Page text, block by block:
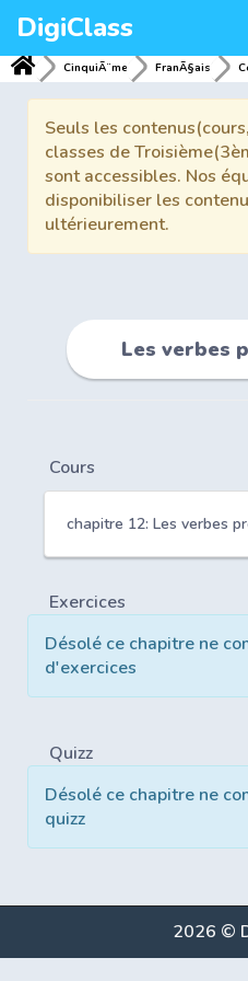
DigiClass
CinquiÃ¨me FranÃ§ais
Seuls les
classes de
sont accessibles. Nos
disponibiliser les
ultérieurement.
Les verbes
Cours
chapitre 12: Les verbes
Exercices
Désolé ce chapitre ne
d'exercices
Quizz
Désolé ce chapitre ne
quizz
2026 ©